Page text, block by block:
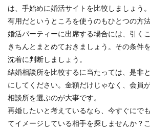
は、手始めに婚活サイトを比較しましょう
有用だというところを使うのもひとつの方
婚活パーティーに出席する場合には、引く
きちんとまとめておきましょう。その条件
沈着に判断しましょう。
結婚相談所を比較するに当たっては、是非
にしてください。金額だけじゃなく、会員
相談所を選ぶのが大事です。
再婚したいと考えているなら、今すぐにで
てイメージしている相手を探しませんか？